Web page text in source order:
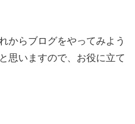
からブログをやってみよう
思いますので、お役に立て